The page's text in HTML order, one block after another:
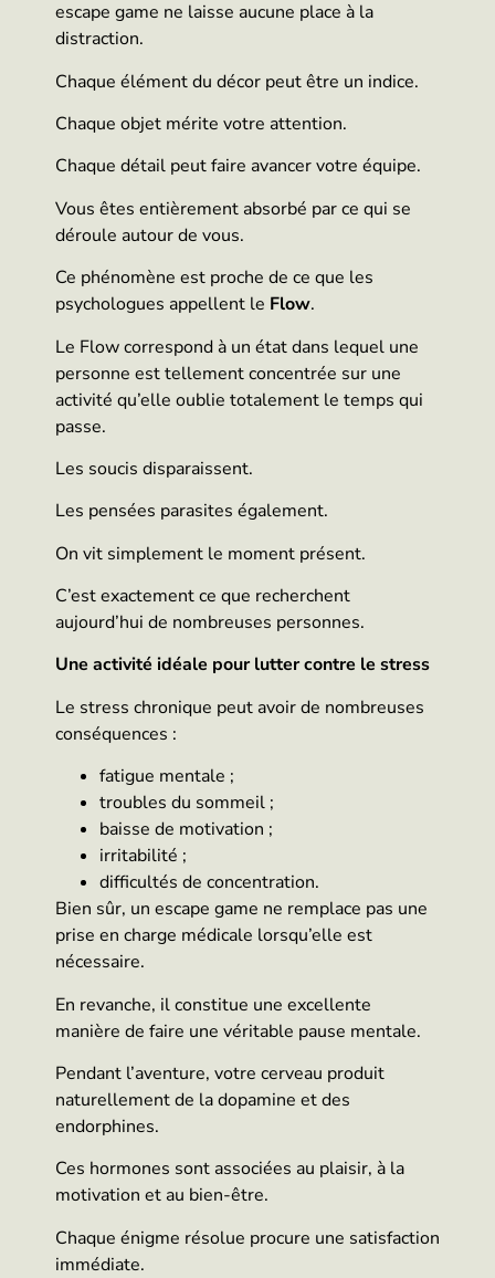
escape game ne laisse aucune place à la
distraction.
Chaque élément du décor peut être un indice.
Chaque objet mérite votre attention.
Chaque détail peut faire avancer votre équipe.
Vous êtes entièrement absorbé par ce qui se
déroule autour de vous.
Ce phénomène est proche de ce que les
psychologues appellent le Flow.
Le Flow correspond à un état dans lequel une
personne est tellement concentrée sur une
activité qu’elle oublie totalement le temps qui
passe.
Les soucis disparaissent.
Les pensées parasites également.
On vit simplement le moment présent.
C’est exactement ce que recherchent
aujourd’hui de nombreuses personnes.
Une activité idéale pour lutter contre le stress
Le stress chronique peut avoir de nombreuses
conséquences :
fatigue mentale ;
troubles du sommeil ;
baisse de motivation ;
irritabilité ;
difficultés de concentration.
Bien sûr, un escape game ne remplace pas une
prise en charge médicale lorsqu’elle est
nécessaire.
En revanche, il constitue une excellente
manière de faire une véritable pause mentale.
Pendant l’aventure, votre cerveau produit
naturellement de la dopamine et des
endorphines.
Ces hormones sont associées au plaisir, à la
motivation et au bien-être.
Chaque énigme résolue procure une satisfaction
immédiate.